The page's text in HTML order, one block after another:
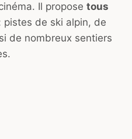
Il propose tous
pistes de ski alpin, de
de nombreux sentiers